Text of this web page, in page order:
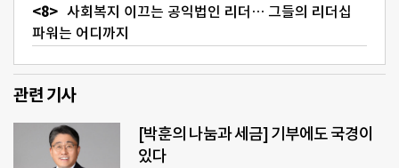
사회복지 이끄는 공익법인 리더… 그들의 리더십
파워는 어디까지
관련 기사
[박훈의 나눔과 세금] 기부에도 국경이
있다